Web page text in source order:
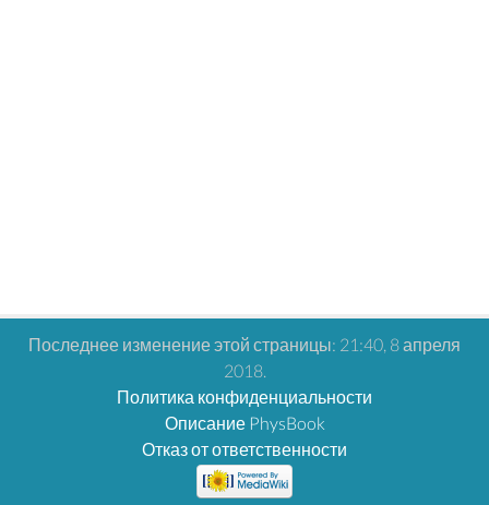
Последнее изменение этой страницы: 21:40, 8 апреля
2018.
Политика конфиденциальности
Описание PhysBook
Отказ от ответственности